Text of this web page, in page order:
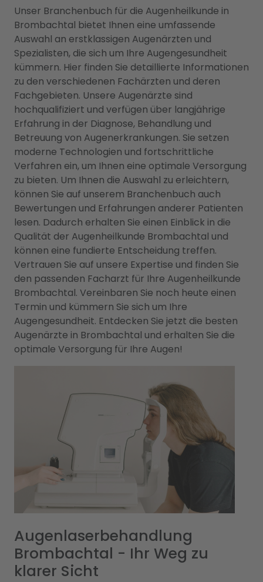
Unser Branchenbuch für die Augenheilkunde in
Brombachtal bietet Ihnen eine umfassende
Auswahl an erstklassigen Augenärzten und
Spezialisten, die sich um Ihre Augengesundheit
kümmern. Hier finden Sie detaillierte Informationen
zu den verschiedenen Fachärzten und deren
Fachgebieten. Unsere Augenärzte sind
hochqualifiziert und verfügen über langjährige
Erfahrung in der Diagnose, Behandlung und
Betreuung von Augenerkrankungen. Sie setzen
moderne Technologien und fortschrittliche
Verfahren ein, um Ihnen eine optimale Versorgung
zu bieten. Um Ihnen die Auswahl zu erleichtern,
können Sie auf unserem Branchenbuch auch
Bewertungen und Erfahrungen anderer Patienten
lesen. Dadurch erhalten Sie einen Einblick in die
Qualität der Augenheilkunde Brombachtal und
können eine fundierte Entscheidung treffen.
Vertrauen Sie auf unsere Expertise und finden Sie
den passenden Facharzt für Ihre Augenheilkunde
Brombachtal. Vereinbaren Sie noch heute einen
Termin und kümmern Sie sich um Ihre
Augengesundheit. Entdecken Sie jetzt die besten
Augenärzte in Brombachtal und erhalten Sie die
optimale Versorgung für Ihre Augen!
Augenlaserbehandlung
Brombachtal - Ihr Weg zu
klarer Sicht